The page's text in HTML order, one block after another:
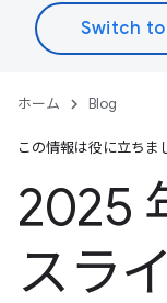
ホーム Blog
この情報は役に立ちま
2025
スラ